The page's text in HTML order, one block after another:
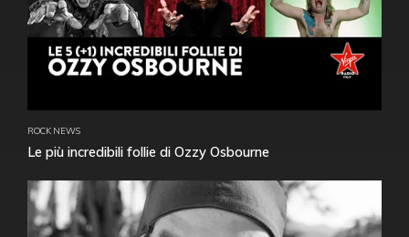
ROCK NEWS
Le più incredibili follie di Ozzy Osbourne